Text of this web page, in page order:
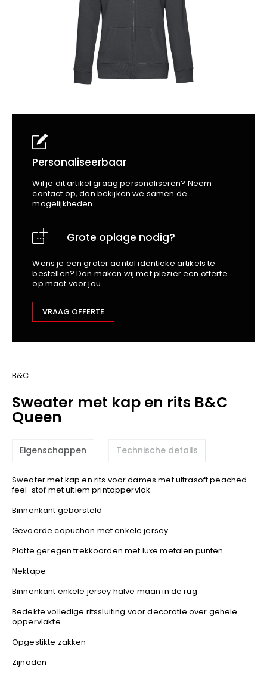
Business Kapper
Beechfield
Blakläder
Claude
Edge Safety
Harvest
Heckel
Hydrowear
Jassz
Kariban
M-Safe
OXXA
Premier
Promodoro
Result
Safety Jogger
Shugon
Spiro
Stanley/Stella
Personaliseerbaar
Wil je dit artikel graag personaliseren? Neem
contact op, dan bekijken we samen de
mogelijkheden.
Grote oplage nodig?
Wens je een groter aantal identieke artikels te
bestellen? Dan maken wij met plezier een offerte
op maat voor jou.
VRAAG OFFERTE
B&C
Sweater met kap en rits B&C
Queen
Eigenschappen Technische details
Sweater met kap en rits voor dames met ultrasoft peached
feel-stof met ultiem printoppervlak
Binnenkant geborsteld
Gevoerde capuchon met enkele jersey
Platte geregen trekkoorden met luxe metalen punten
Nektape
Binnenkant enkele jersey halve maan in de rug
Bedekte volledige ritssluiting voor decoratie over gehele
oppervlakte
Opgestikte zakken
Zijnaden